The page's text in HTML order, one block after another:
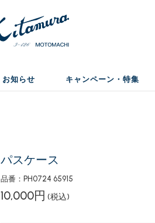
お知らせ キャンペーン・特集
パスケース
品番：PH0724 65915
10,000円 (税込)